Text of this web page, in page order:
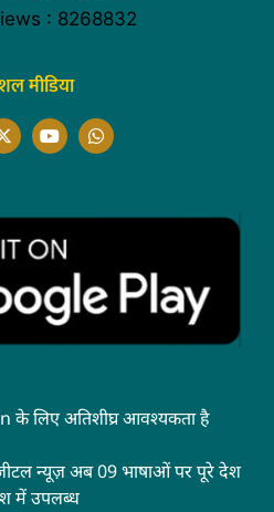
: 8268832
मीडिया
के लिए अतिशीघ्र आवश्यकता है
न्यूज़ अब 09 भाषाओं पर पूरे देश
में उपलब्ध